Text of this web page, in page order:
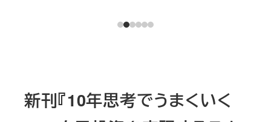
新刊『10年思考でうまくいく